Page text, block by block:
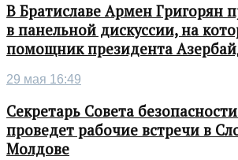
В Братиславе Армен Григорян
в панельной дискуссии, на
помощник президента
29 мая 16:49
Секретарь Совета
проведет рабочие встречи в
Молдове